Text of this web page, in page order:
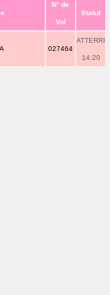
N° de
Vol
Statut
027464
ATTERRI
14:20